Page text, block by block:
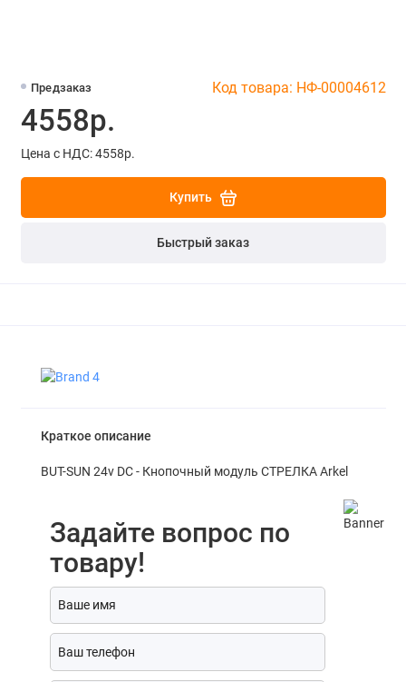
Предзаказ Код товара: НФ-00004612
4558р.
Цена с НДС: 4558р.
Купить
Быстрый заказ
Краткое описание
BUT-SUN 24v DC - Кнопочный модуль СТРЕЛКА Arkel
Задайте вопрос по
товару!